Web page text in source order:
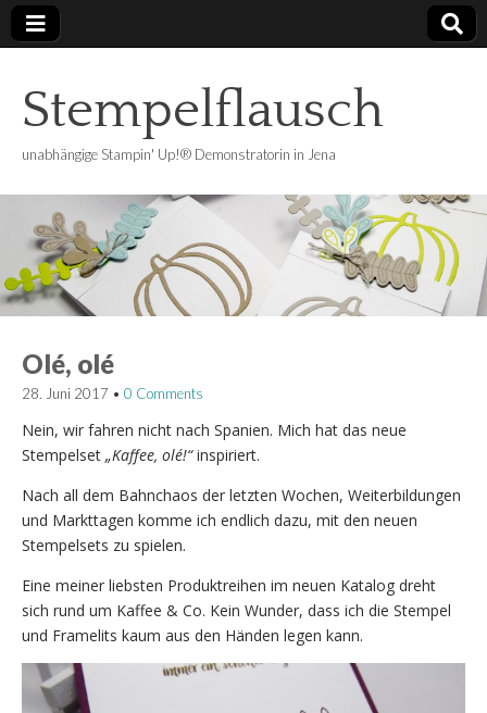
Stempelflausch
unabhängige Stampin' Up!® Demonstratorin in Jena
Olé, olé
28. Juni 2017 • 0 Comments
Nein, wir fahren nicht nach Spanien. Mich hat das neue
Stempelset „Kaffee, olé!“inspiriert.
Nach all dem Bahnchaos der letzten Wochen, Weiterbildungen
und Markttagen komme ich endlich dazu, mit den neuen
Stempelsets zu spielen.
Eine meiner liebsten Produktreihen im neuen Katalog dreht
sich rund um Kaffee & Co. Kein Wunder, dass ich die Stempel
und Framelits kaum aus den Händen legen kann.